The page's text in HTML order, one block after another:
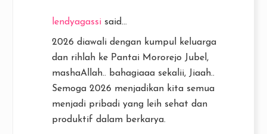
lendyagassi said...
2026 diawali dengan kumpul keluarga
dan rihlah ke Pantai Mororejo Jubel,
mashaAllah.. bahagiaaa sekalii, Jiaah..
Semoga 2026 menjadikan kita semua
menjadi pribadi yang leih sehat dan
produktif dalam berkarya.